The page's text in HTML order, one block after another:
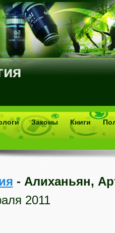
Законы Книги
- Алиханьян,
2011